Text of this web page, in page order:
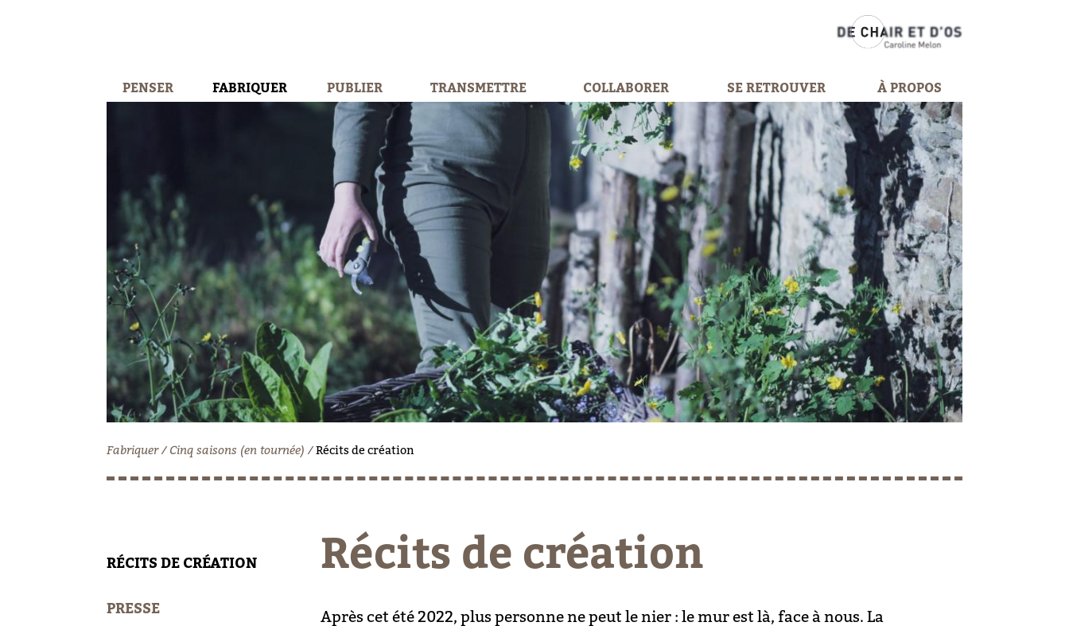
PENSER FABRIQUER PUBLIER TRANSMETTRE COLLABORER SE RETROUVER À PROPOS
Fabriquer Cinq saisons (en tournée) Récits de création
Récits de création
Après cet été 2022, plus personne ne peut le nier : le mur est là, face à nous. La
RÉCITS DE CRÉATION
PRESSE